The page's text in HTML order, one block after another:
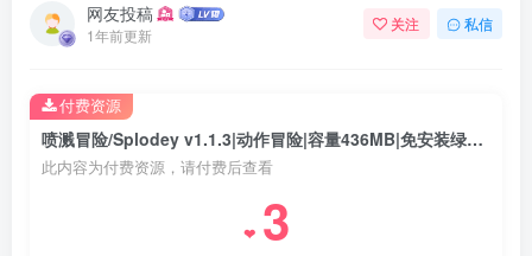
网友投稿
1年前更新
关注 私信
喷溅冒险/Splodey v1.1.3|动作冒险|容量436MB|免安装绿色中文版
此内容为付费资源，请付费后查看
❤ 3
付费资源